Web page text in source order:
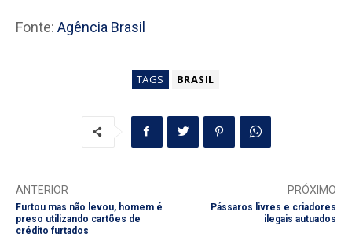
Fonte: Agência Brasil
TAGS BRASIL
ANTERIOR
Furtou mas não levou, homem é
preso utilizando cartões de
crédito furtados
PRÓXIMO
Pássaros livres e criadores
ilegais autuados